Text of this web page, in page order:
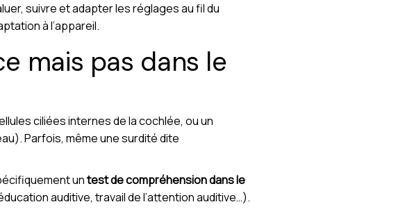
suivre et adapter les réglages au fil du
à l’appareil.
mais pas dans le
ciliées internes de la cochlée, ou un
Parfois, même une surdité dite
untest de compréhension dans le
auditive, travail de l’attention auditive…).